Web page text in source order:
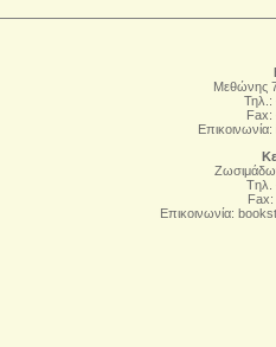
Μεθώνης
Τηλ.:
Fax:
Επικοινωνία:
Tηλ.
Fax:
Επικοινωνία: